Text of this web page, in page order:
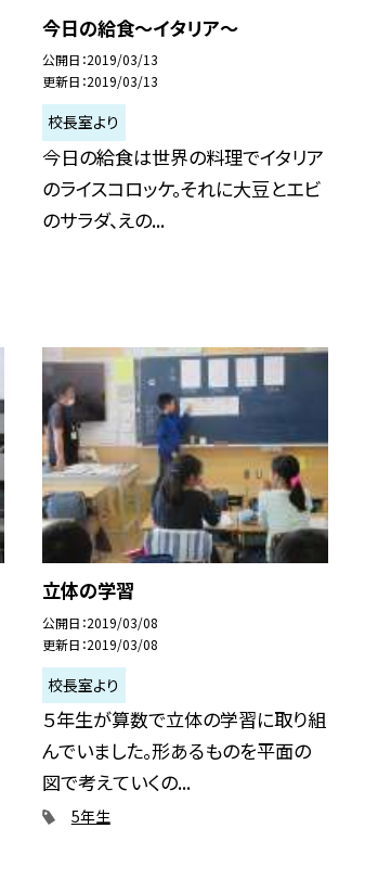
今日の給食〜イタリア〜
公開日 2019/03/13
更新日 2019/03/13
校長室より
今日の給食は世界の料理でイタリア
のライスコロッケ。それに大豆とエビ
のサラダ、えの...
立体の学習
公開日 2019/03/08
更新日 2019/03/08
校長室より
５年生が算数で立体の学習に取り組
んでいました。形あるものを平面の
図で考えていくの...
5年生